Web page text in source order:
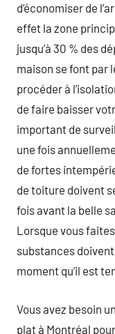
d’économiser de
effet la zone
jusqu’à 30 % des
maison se font par
procéder à
de faire baisser
important de
une fois
de fortes
de toiture doivent
fois avant la belle
Lorsque vous
substances
moment qu’il est
Vous avez besoin
plat à Montréal